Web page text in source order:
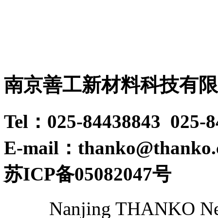
南京善工新材料科技有
Tel：025-84438843 025-
E-mail：
苏ICP备05082047号
Nanjing THANKO